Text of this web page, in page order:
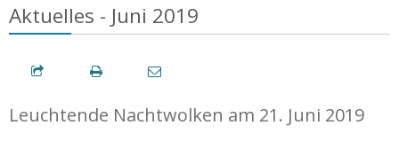
Aktuelles - Juni 2019
Leuchtende Nachtwolken am 21. Juni 2019